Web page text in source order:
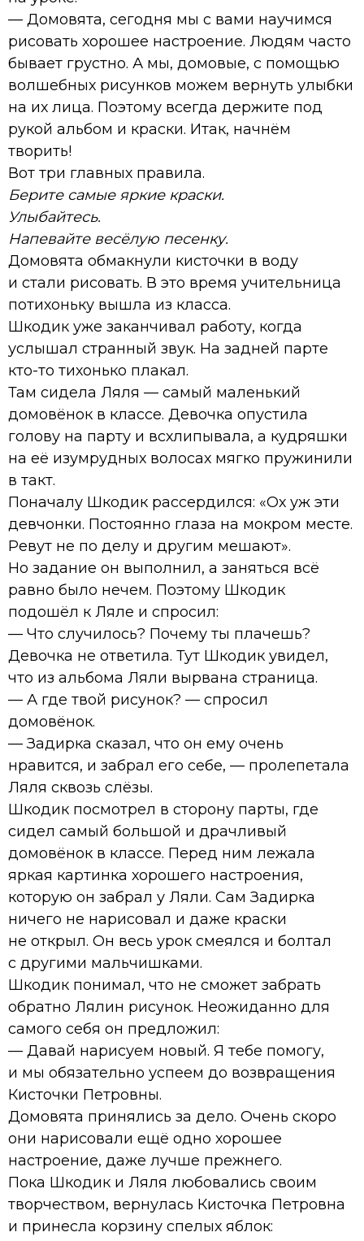
— Домовята, сегодня мы с вами научимся
рисовать хорошее настроение. Людям часто
бывает грустно. А мы, домовые, с помощью
волшебных рисунков можем вернуть улыбки
на их лица. Поэтому всегда держите под
рукой альбом и краски. Итак, начнём
творить!
Вот три главных правила.
Берите самые яркие краски.
Улыбайтесь.
Напевайте весёлую песенку.
Домовята обмакнули кисточки в воду
и стали рисовать. В это время учительница
потихоньку вышла из класса.
Шкодик уже заканчивал работу, когда
услышал странный звук. На задней парте
кто-то тихонько плакал.
Там сидела Ляля — самый маленький
домовёнок в классе. Девочка опустила
голову на парту и всхлипывала, а кудряшки
на её изумрудных волосах мягко пружинили
в такт.
Поначалу Шкодик рассердился: «Ох уж эти
девчонки. Постоянно глаза на мокром месте.
Ревут не по делу и другим мешают».
Но задание он выполнил, а заняться всё
равно было нечем. Поэтому Шкодик
подошёл к Ляле и спросил:
— Что случилось? Почему ты плачешь?
Девочка не ответила. Тут Шкодик увидел,
что из альбома Ляли вырвана страница.
— А где твой рисунок? — спросил
домовёнок.
— Задирка сказал, что он ему очень
нравится, и забрал его себе, — пролепетала
Ляля сквозь слёзы.
Шкодик посмотрел в сторону парты, где
сидел самый большой и драчливый
домовёнок в классе. Перед ним лежала
яркая картинка хорошего настроения,
которую он забрал у Ляли. Сам Задирка
ничего не нарисовал и даже краски
не открыл. Он весь урок смеялся и болтал
с другими мальчишками.
Шкодик понимал, что не сможет забрать
обратно Лялин рисунок. Неожиданно для
самого себя он предложил:
— Давай нарисуем новый. Я тебе помогу,
и мы обязательно успеем до возвращения
Кисточки Петровны.
Домовята принялись за дело. Очень скоро
они нарисовали ещё одно хорошее
настроение, даже лучше прежнего.
Пока Шкодик и Ляля любовались своим
творчеством, вернулась Кисточка Петровна
и принесла корзину спелых яблок: